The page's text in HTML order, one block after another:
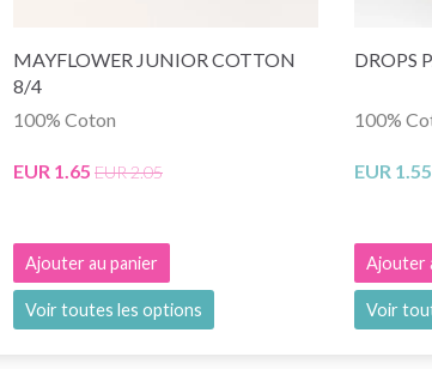
MAYFLOWER JUNIOR COTTON
8/4
100% Coton
EUR 1.65 EUR 2.05
Ajouter au panier
Voir toutes les options
DROPS
100%
EUR 1.55
Ajouter
Voir